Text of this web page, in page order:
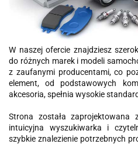
W naszej ofercie znajdziesz
do różnych marek i modeli
z zaufanymi producentami, co
element, od podstawowych
akcesoria, spełnia wysokie
Strona została
intuicyjna wyszukiwarka i
szybkie znalezienie potrzebnych